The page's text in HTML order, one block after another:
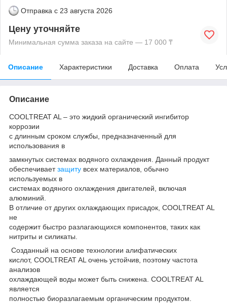
Отправка с 23 августа 2026
Цену уточняйте
Минимальная сумма заказа на сайте — 17 000 ₸
Описание Характеристики Доставка Оплата
Описание
COOLTREAT AL – это жидкий органический ингибитор
коррозии
с длинным сроком службы, предназначенный для
использования в
замкнутых системах водяного охлаждения. Данный продукт
обеспечиваетзащиту всех материалов, обычно
используемых в
системах водяного охлаждения двигателей, включая
алюминий.
В отличие от других охлаждающих присадок, COOLTREAT AL
не
содержит быстро разлагающихся компонентов, таких как
нитриты и силикаты.
Созданный на основе технологии алифатических
кислот, COOLTREAT AL очень устойчив, поэтому частота
анализов
охлаждающей воды может быть снижена. COOLTREAT AL
является
полностью биоразлагаемым органическим продуктом.